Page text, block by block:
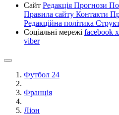
Сайт Редакція Прогнози
Правила сайту Контакти
Редакційна політика
Соціальні мережі facebook x
viber
Футбол 24
Франція
Ліон